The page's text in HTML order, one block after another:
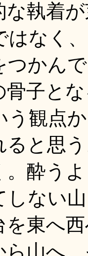
な執着
はなく
つかん
骨子と
う観点
ると思
。酔う
しない
を東へ
ら山へ